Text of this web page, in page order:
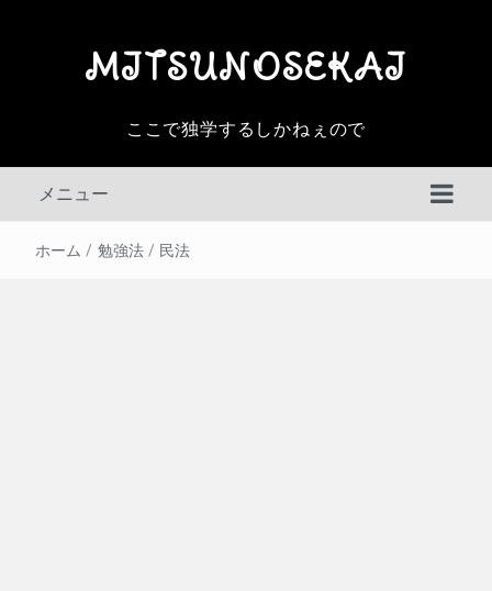
MITSUNOSEKAI
ここで独学するしかねぇので
メニュー
ホーム / 勉強法 / 民法